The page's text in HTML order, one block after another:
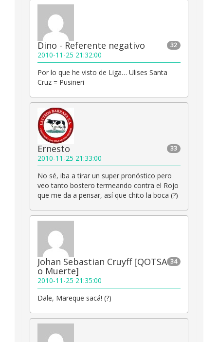
32
Dino - Referente negativo
2010-11-25 21:32:00
Por lo que he visto de Liga… Ulises Santa
Cruz = Pusineri
33
Ernesto
2010-11-25 21:33:00
No sé, iba a tirar un super pronóstico pero
veo tanto bostero termeando contra el Rojo
que me da a pensar, así que chito la boca (?)
34
Johan Sebastian Cruyff [QOTSA
o Muerte]
2010-11-25 21:35:00
Dale, Mareque sacá! (?)